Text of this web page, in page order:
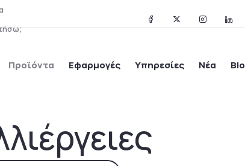
ήσω;
Προϊόντα Εφαρμογές Υπηρεσίες Νέα